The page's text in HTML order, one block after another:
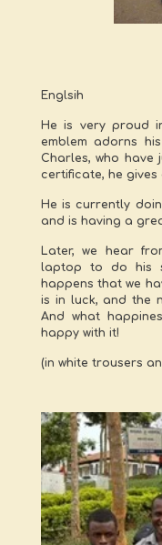
Englsih
He is very proud
emblem adorns
Charles, who
certificate, he
He is currently
and is having a
Later, we hear
laptop to do his
happens that we
is in luck, and the
And what
happy with it!
(in white trousers